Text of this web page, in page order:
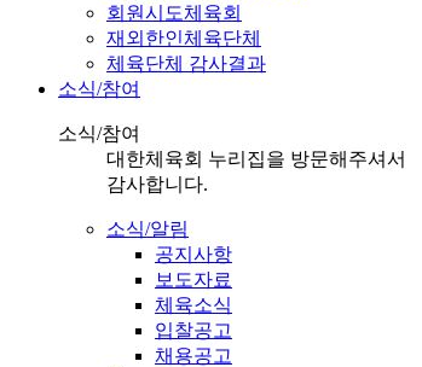
회원시도체육회
재외한인체육단체
체육단체 감사결과
소식/참여
소식/참여
대한체육회 누리집을 방문해주셔서
감사합니다.
소식/알림
공지사항
보도자료
체육소식
입찰공고
채용공고